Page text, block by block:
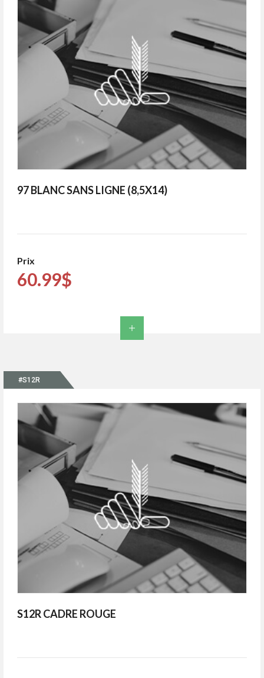
97 BLANC SANS LIGNE (8,5X14)
Prix
60.99$
#S12R
S12R CADRE ROUGE